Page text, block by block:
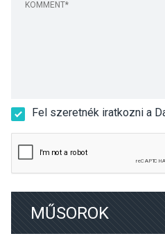
Fel szeretnék iratkozni a
MŰSOROK